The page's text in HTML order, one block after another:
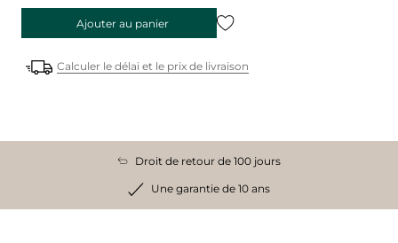
Ajouter au panier
Calculer le délai et le prix de livraison
Droit de retour de 100 jours
Une garantie de 10 ans